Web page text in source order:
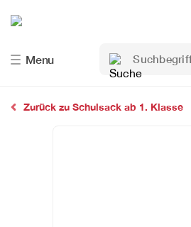
Menu
Suchbegriff
eingeben…
Zurück zu Schulsack ab 1. Klasse